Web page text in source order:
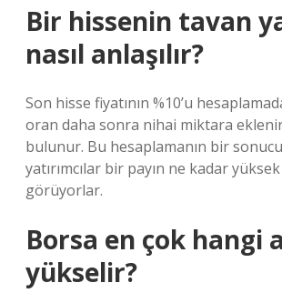
Bir hissenin tavan
nasıl anlaşılır?
Son hisse fiyatının %10’u
oran daha sonra nihai miktara
bulunur. Bu hesaplamanın bir
yatırımcılar bir payın ne kadar yüksek
görüyorlar.
Borsa en çok hangi
yükselir?